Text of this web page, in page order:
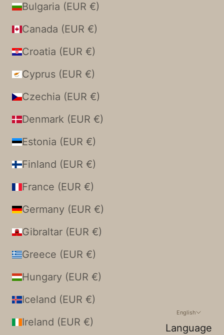
Bulgaria (EUR €)
Canada (EUR €)
Croatia (EUR €)
Cyprus (EUR €)
Czechia (EUR €)
Denmark (EUR €)
Estonia (EUR €)
Finland (EUR €)
France (EUR €)
Germany (EUR €)
Gibraltar (EUR €)
Greece (EUR €)
Hungary (EUR €)
Iceland (EUR €)
Ireland (EUR €)
English
Language